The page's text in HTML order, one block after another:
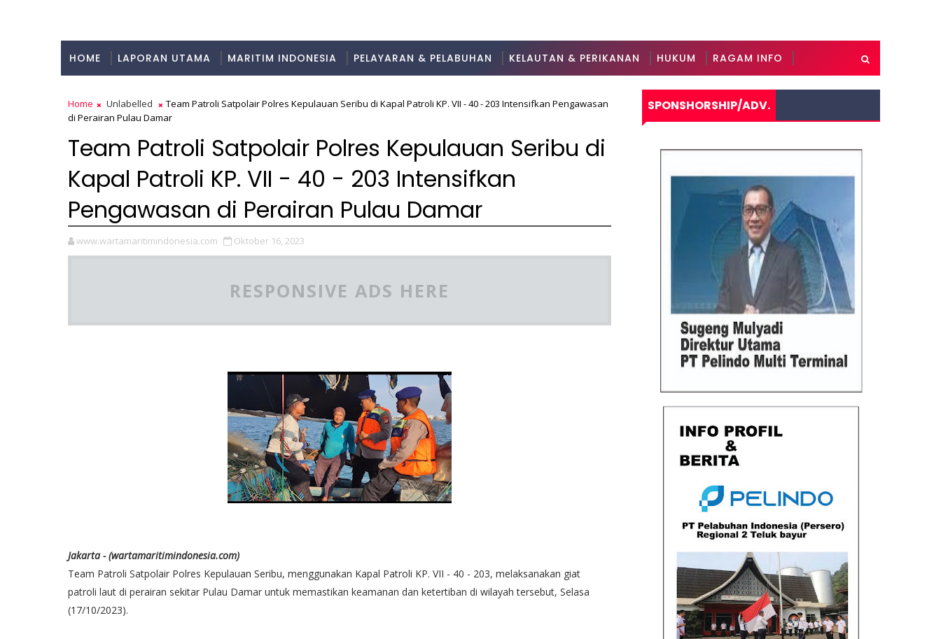
HOME LAPORAN UTAMA MARITIM INDONESIA PELAYARAN & PELABUHAN KELAUTAN & PERIKANAN HUKUM RAGAM INFO
Home Unlabelled
Team Patroli Satpolair Polres Kepulauan Seribu di Kapal Patroli KP. VII - 40 - 203 Intensifkan Pengawasan
di Perairan Pulau Damar
Team Patroli Satpolair Polres Kepulauan Seribu di
Kapal Patroli KP. VII - 40 - 203 Intensifkan
Pengawasan di Perairan Pulau Damar
www.wartamaritimindonesia.com Oktober 16, 2023
RESPONSIVE ADS HERE
Jakarta - (wartamaritimindonesia.com)
Team Patroli Satpolair Polres Kepulauan Seribu, menggunakan Kapal Patroli KP. VII - 40 - 203, melaksanakan giat
patroli laut di perairan sekitar Pulau Damar untuk memastikan keamanan dan ketertiban di wilayah tersebut, Selasa
(17/10/2023).
SPONSHORSHIP/ADV.